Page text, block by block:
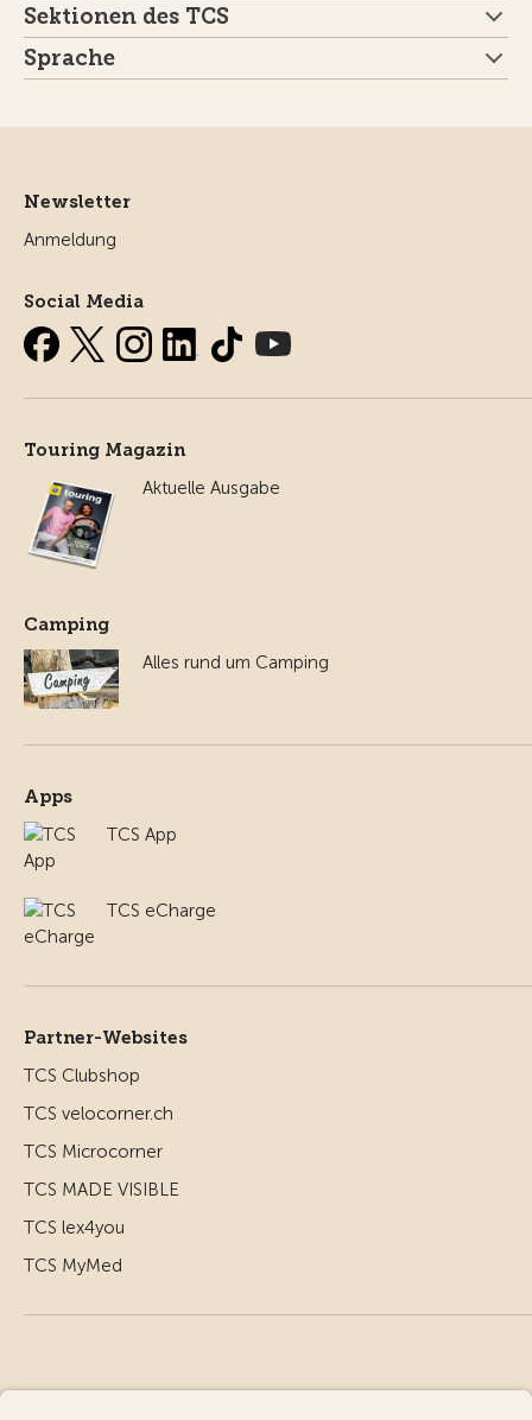
Sektionen des TCS
Sprache
Newsletter
Anmeldung
Social Media
Touring Magazin
Aktuelle Ausgabe
Camping
Alles rund um Camping
Apps
TCS App
TCS eCharge
Partner-Websites
TCS Clubshop
TCS velocorner.ch
TCS Microcorner
TCS MADE VISIBLE
TCS lex4you
TCS MyMed